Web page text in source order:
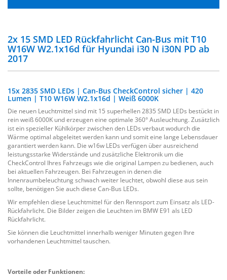
2x 15 SMD LED Rückfahrlicht Can-Bus mit T10
W16W W2.1x16d für Hyundai i30 N i30N PD ab
2017
15x 2835 SMD LEDs | Can-Bus CheckControl sicher | 420
Lumen | T10 W16W W2.1x16d | Weiß 6000K
Die neuen Leuchtmittel sind mit 15 superhellen 2835 SMD LEDs bestückt in
rein weiß 6000K und erzeugen eine optimale 360° Ausleuchtung. Zusätzlich
ist ein spezieller Kühlkörper zwischen den LEDs verbaut wodurch die
Wärme optimal abgeleitet werden kann und somit eine lange Lebensdauer
garantiert werden kann. Die w16w LEDs verfügen über ausreichend
leistungsstarke Widerstände und zusätzliche Elektronik um die
CheckControl Ihres Fahrzeugs wie die original Lampen zu bedienen, auch
bei aktuellen Fahrzeugen. Bei Fahrzeugen in denen die
Innenraumbeleuchtung schwach weiter leuchtet, obwohl diese aus sein
sollte, benötigen Sie auch diese Can-Bus LEDs.
Wir empfehlen diese Leuchtmittel für den Rennsport zum Einsatz als LED-
Rückfahrlicht. Die Bilder zeigen die Leuchten im BMW E91 als LED
Rückfahrlicht.
Sie können die Leuchtmittel innerhalb weniger Minuten gegen Ihre
vorhandenen Leuchtmittel tauschen.
Vorteile oder Funktionen: